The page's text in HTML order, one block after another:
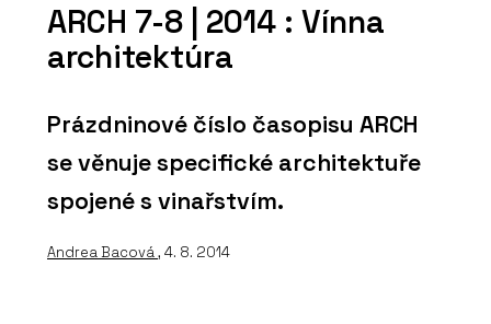
ARCH 7-8 | 2014 : Vínna
architektúra
Prázdninové číslo časopisu ARCH
se věnuje specifické architektuře
spojené s vinařstvím.
Andrea Bacová, 4. 8. 2014